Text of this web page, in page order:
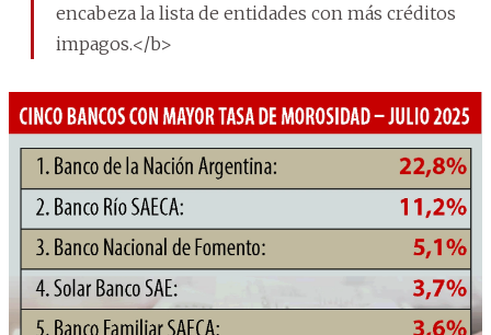
encabeza la lista de entidades con más créditos
impagos.</b>